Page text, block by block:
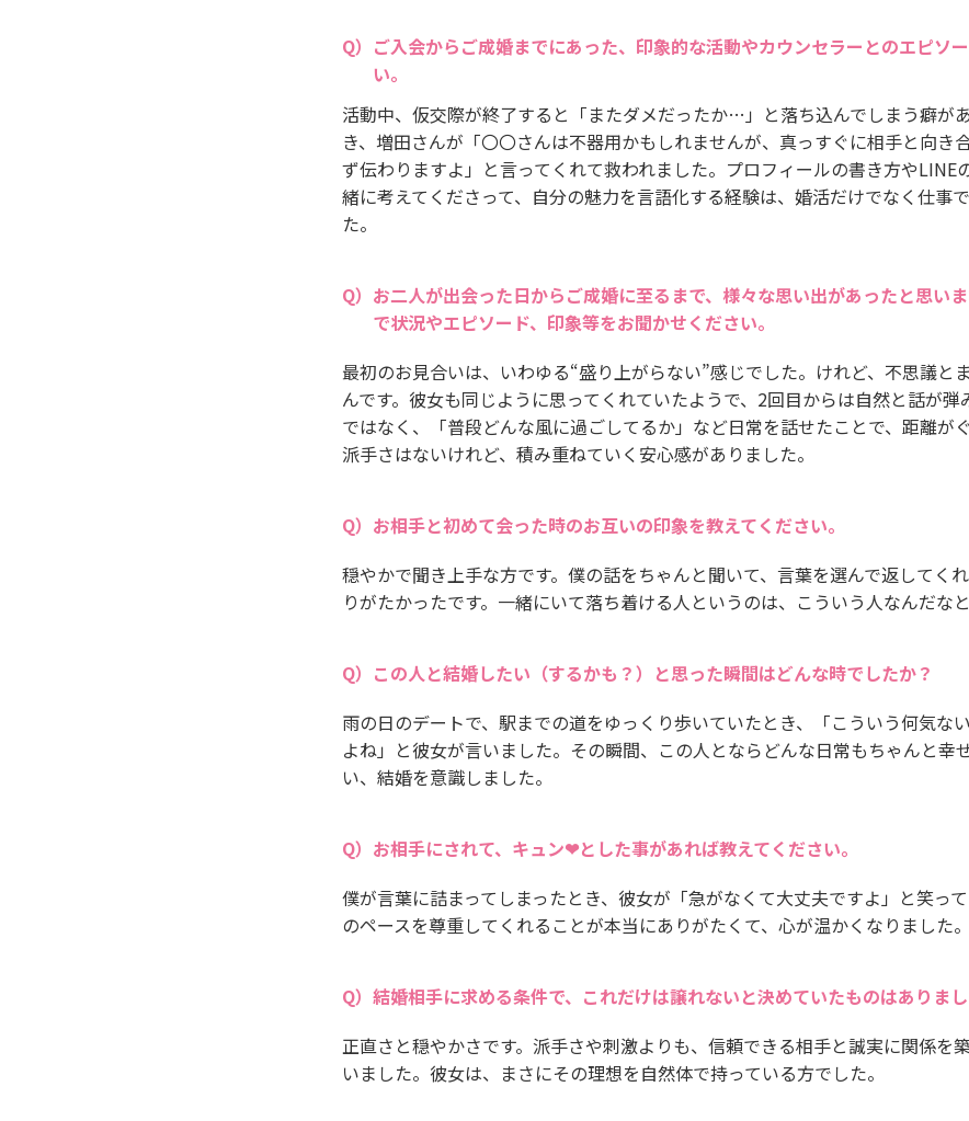
ご入会からご成婚までにあった、印象的な活動やカウンセラーとのエピソ
い。
活動中、仮交際が終了すると「またダメだったか…」と落ち込んでしまう癖が
き、増田さんが「〇〇さんは不器用かもしれませんが、真っすぐに相手と向き
ず伝わりますよ」と言ってくれて救われました。プロフィールの書き方やLINE
緒に考えてくださって、自分の魅力を言語化する経験は、婚活だけでなく仕事
た。
お二人が出会った日からご成婚に至るまで、様々な思い出があったと思い
で状況やエピソード、印象等をお聞かせください。
最初のお見合いは、いわゆる“盛り上がらない”感じでした。けれど、不思議と
んです。彼女も同じように思ってくれていたようで、2回目からは自然と話が
ではなく、「普段どんな風に過ごしてるか」など日常を話せたことで、距離が
派手さはないけれど、積み重ねていく安心感がありました。
お相手と初めて会った時のお互いの印象を教えてください。
穏やかで聞き上手な方です。僕の話をちゃんと聞いて、言葉を選んで返してく
りがたかったです。一緒にいて落ち着ける人というのは、こういう人なんだな
この人と結婚したい（するかも？）と思った瞬間はどんな時でしたか？
雨の日のデートで、駅までの道をゆっくり歩いていたとき、「こういう何気な
よね」と彼女が言いました。その瞬間、この人とならどんな日常もちゃんと幸
い、結婚を意識しました。
お相手にされて、キュン❤とした事があれば教えてください。
僕が言葉に詰まってしまったとき、彼女が「急がなくて大丈夫ですよ」と笑っ
のペースを尊重してくれることが本当にありがたくて、心が温かくなりました。
結婚相手に求める条件で、これだけは譲れないと決めていたものはありま
正直さと穏やかさです。派手さや刺激よりも、信頼できる相手と誠実に関係を
いました。彼女は、まさにその理想を自然体で持っている方でした。